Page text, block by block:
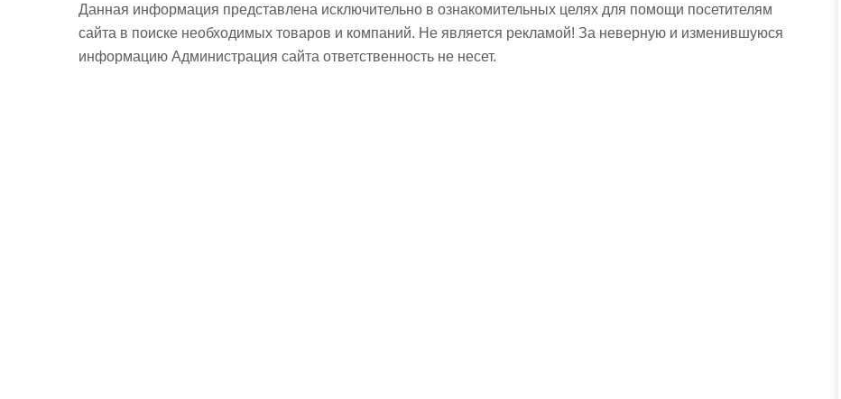
Данная информация представлена исключительно в ознакомительных целях для помощи посетителям
сайта в поиске необходимых товаров и компаний. Не является рекламой! За неверную и изменившуюся
информацию Администрация сайта ответственность не несет.